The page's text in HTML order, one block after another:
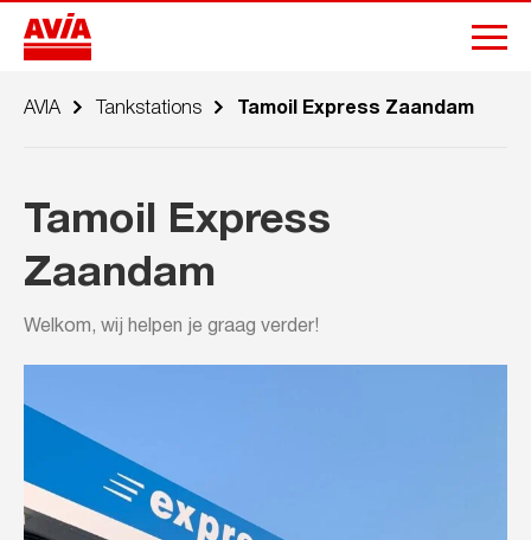
AVIA Tankstations Tamoil Express Zaandam
Tamoil Express
Zaandam
Welkom, wij helpen je graag verder!